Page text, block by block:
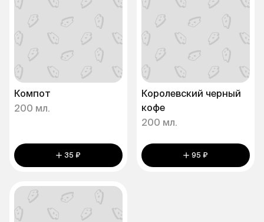
Компот
200 мл.
35 ₽
Королевский черный
кофе
200 мл.
95 ₽